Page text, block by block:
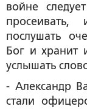
войне
послушать
Бог и хранит
услышать
- Александр
стали